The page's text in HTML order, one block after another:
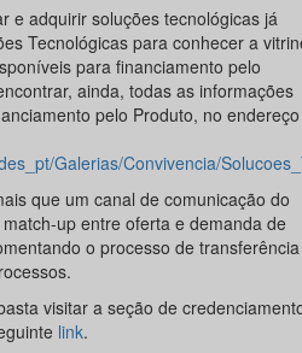
e adquirir soluções tecnológicas já
Tecnológicas para conhecer a
para financiamento pelo
ainda, todas as informações
pelo Produto, no
Galerias/Convivencia/
que um canal de comunicação do
up entre oferta e demanda de
o processo de transferência
visitar a seção de
link.